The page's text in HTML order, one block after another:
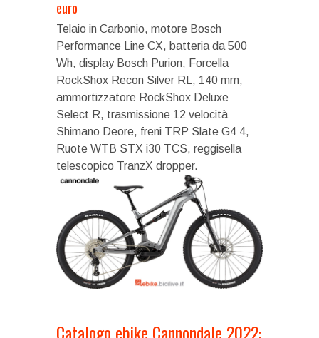
euro
Telaio in Carbonio, motore Bosch
Performance Line CX, batteria da 500
Wh, display Bosch Purion, Forcella
RockShox Recon Silver RL, 140 mm,
ammortizzatore RockShox Deluxe
Select R, trasmissione 12 velocità
Shimano Deore, freni TRP Slate G4 4,
Ruote WTB STX i30 TCS, reggisella
telescopico TranzX dropper.
Catalogo ebike Cannondale 2022: